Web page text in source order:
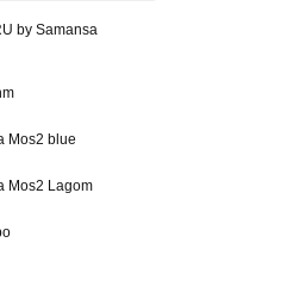
by Samansa
Mos2 blue
Mos2 Lagom